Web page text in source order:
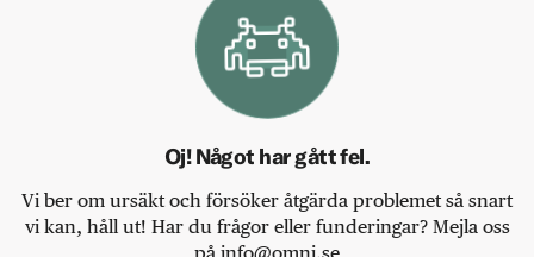
Oj! Något har gått fel.
Vi ber om ursäkt och försöker åtgärda problemet så snart
vi kan, håll ut! Har du frågor eller funderingar? Mejla oss